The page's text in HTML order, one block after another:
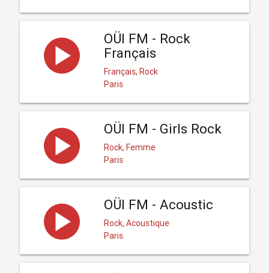
OÜI FM - Rock
Français
Français, Rock
Paris
OÜI FM - Girls Rock
Rock, Femme
Paris
OÜI FM - Acoustic
Rock, Acoustique
Paris